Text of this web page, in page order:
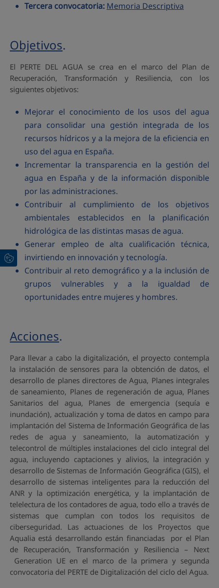
Tercera convocatoria: Memoria Descriptiva
Objetivos.
El PERTE DEL AGUA se crea en el marco del Plan de
Recuperación, Transformación y Resiliencia, con los
siguientes objetivos:
Mejorar el conocimiento de los usos del agua
para consolidar una gestión integrada de los
recursos hídricos y a la mejora de la eficiencia en
uso del agua en España.
Incrementar la transparencia en la gestión del
agua en España y de la información disponible
por las administraciones.
Contribuir al cumplimiento de los objetivos
ambientales establecidos en la planificación
hidrológica de las distintas masas de agua.
Generar empleo de alta cualificación técnica,
invirtiendo en innovación y tecnología.
Contribuir al reto demográfico y a la inclusión de
grupos vulnerables y a la igualdad de
oportunidades entre mujeres y hombres.
Acciones.
Para llevar a cabo la digitalización, el proyecto contempla
la instalación de sensores para la obtención de datos, el
desarrollo de planes directores de Agua, Planes integrales
de saneamiento, Planes de regeneración de agua, Planes
Sanitarios del agua, Planes de emergencia (sequía e
inundación), actualización y toma de datos en campo para
implantación del Sistema de Información Geográfica de las
redes de agua y saneamiento, la automatización y
telecontrol de múltiples instalaciones del ciclo integral del
agua, incluyendo captaciones y alivios, la integración y
desarrollo de Sistemas de Información Geográfica (GIS), el
desarrollo de sistemas inteligentes para la reducción del
ANR y la optimización energética, y la implantación de
telelectura de los contadores de agua, todo ello a través de
sistemas que cumplan con todos los requisitos de
ciberseguridad. Las actuaciones de los Proyectos que
Aqualia está desarrollando están financiadas por el Plan
de Recuperación, Transformación y Resiliencia – Next
Generation UE en el marco de la primera y segunda
convocatoria del PERTE de Digitalización del ciclo del Agua.